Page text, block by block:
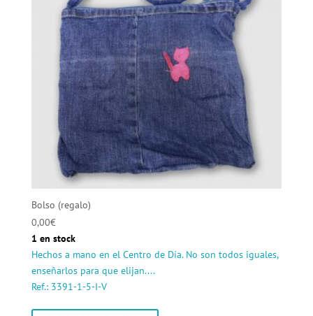
Bolso (regalo)
0,00€
1 en stock
Hechos a mano en el Centro de Día. No son todos iguales,
enseñarlos para que elijan....
Ref.: 3391-1-5-I-V